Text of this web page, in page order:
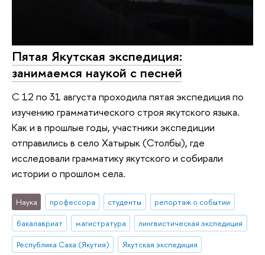
Пятая Якутская экспедиция:
занимаемся наукой с песней
С 12 по 31 августа проходила пятая экспедиция по
изучению грамматического строя якутского языка.
Как и в прошлые годы, участники экспедиции
отправились в село Хатырык (Столбы), где
исследовали грамматику якутского и собирали
истории о прошлом села.
Наука профессора студенты
репортаж о событии
бакалавриат
магистратура
лингвистическая экспедиция
Республика Саха (Якутия)
Якутская экспедиция